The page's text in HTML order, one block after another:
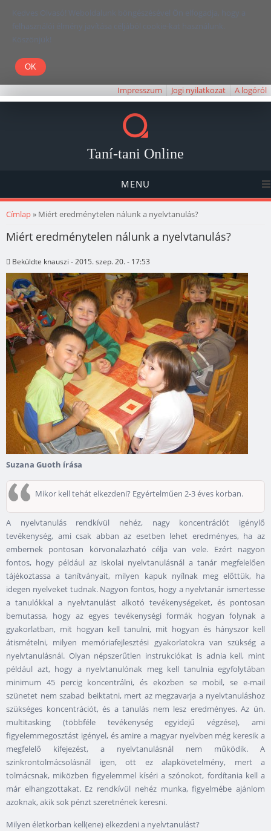
Kedves Olvasó! Weboldalunk böngészésével Ön elfogadja, hogy a
felhasználói élmény javítása céljából cookie-kat használunk.
Köszönjük!
Impresszum Jogi nyilatkozat A logóról
Taní-tani Online
MENU
Jelenlegi hely
Címlap» Miért eredménytelen nálunk a nyelvtanulás?
Miért eredménytelen nálunk a nyelvtanulás?
Beküldte knauszi - 2015. szep. 20. - 17:53
Suzana Guoth írása
Mikor kell tehát elkezdeni? Egyértelműen 2-3 éves korban.
A nyelvtanulás rendkívül nehéz, nagy koncentrációt igénylő
tevékenység, ami csak abban az esetben lehet eredményes, ha az
embernek pontosan körvonalazható célja van vele. Ezért nagyon
fontos, hogy például az iskolai nyelvtanulásnál a tanár megfelelően
tájékoztassa a tanítványait, milyen kapuk nyílnak meg előttük, ha
idegen nyelveket tudnak. Nagyon fontos, hogy a nyelvtanár ismertesse
a tanulókkal a nyelvtanulást alkotó tevékenységeket, és pontosan
bemutassa, hogy az egyes tevékenységi formák hogyan folynak a
gyakorlatban, mit hogyan kell tanulni, mit hogyan és hányszor kell
átismételni, milyen memóriafejlesztési gyakorlatokra van szükség a
nyelvtanulásnál. Olyan népszerűtlen instrukciókat is adnia kell, mint
például azt, hogy a nyelvtanulónak meg kell tanulnia egyfolytában
minimum 45 percig koncentrálni, és eközben se mobil, se e-mail
szünetet nem szabad beiktatni, mert az megzavarja a nyelvtanuláshoz
szükséges koncentrációt, és a tanulás nem lesz eredményes. Az ún.
multitasking (többféle tevékenység egyidejű végzése), ami
figyelemmegosztást igényel, és amire a magyar nyelvben még keresik a
megfelelő kifejezést, a nyelvtanulásnál nem működik. A
szinkrontolmácsolásnál igen, ott ez alapkövetelmény, mert a
tolmácsnak, miközben figyelemmel kíséri a szónokot, fordítania kell a
már elhangzottakat. Ez rendkívül nehéz munka, figyelmébe ajánlom
azoknak, akik sok pénzt szeretnének keresni.
Milyen életkorban kell(ene) elkezdeni a nyelvtanulást?